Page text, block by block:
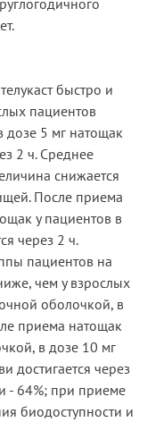
быстро и
пациентов
дозе 5 мг натощак
2 ч. Среднее
снижается
После приема
у пациентов в
через 2 ч.
пациентов на
чем у взрослых
оболочкой, в
приема натощак
в дозе 10 мг
достигается через
- 64%; при приеме
биодоступности и